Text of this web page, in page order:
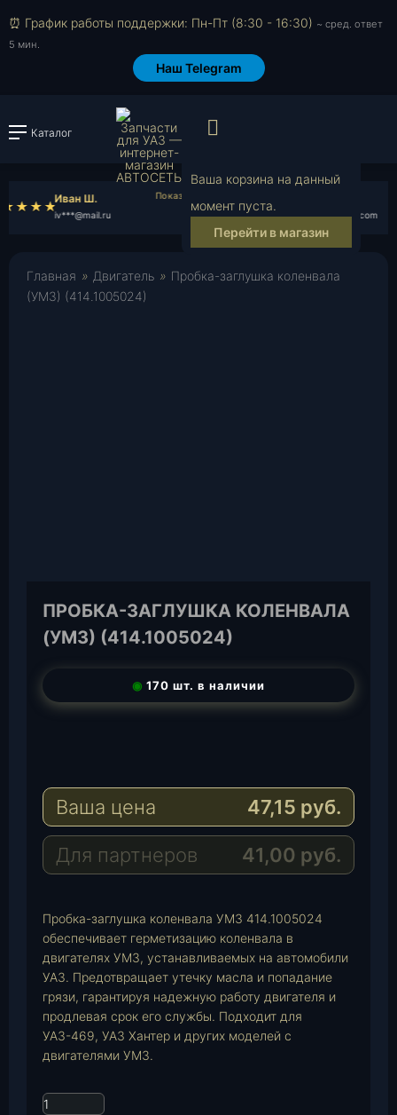
⏰ График работы поддержки: Пн-Пт (8:30 - 16:30) ~ сред. ответ
5 мин.
Наш Telegram
Каталог Войти или
Ваша корзина на данный
момент пуста.
Перейти в магазин
Иван Ш.
iv***@mail.ru na***@gmail.com
Главная » Двигатель » Пробка-заглушка коленвала
(УМЗ) (414.1005024)
ПРОБКА-ЗАГЛУШКА КОЛЕНВАЛА
(УМЗ) (414.1005024)
◉ 170 шт. в наличии
e
r
a
m
a
s
A
p
a
i
l
Ваша цена 47,15 руб.
Для партнеров 41,00 руб.
Пробка-заглушка коленвала УМЗ 414.1005024
обеспечивает герметизацию коленвала в
двигателях УМЗ, устанавливаемых на автомобили
УАЗ. Предотвращает утечку масла и попадание
грязи, гарантируя надежную работу двигателя и
продлевая срок его службы. Подходит для
УАЗ-469, УАЗ Хантер и других моделей с
двигателями УМЗ.
К